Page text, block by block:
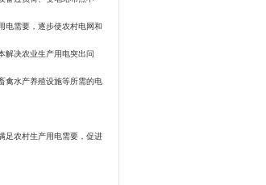
电需要，逐步使农村电网和
解决农业生产用电突出问
禽水产养殖设施等所需的电
农村生产用电需要，促进